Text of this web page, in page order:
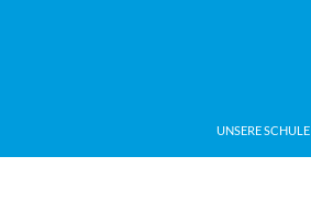
UNSERE SCHULE